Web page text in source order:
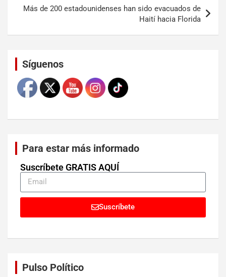
Más de 200 estadounidenses han sido evacuados de
Haití hacia Florida
Síguenos
Para estar más informado
Suscríbete GRATIS AQUÍ
Suscríbete
Pulso Político